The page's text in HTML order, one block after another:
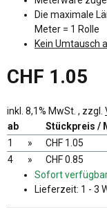
Die maximale
Meter = 1 Rolle
Kein Umtausch
CHF 1.05
inkl. 8,1% MwSt. , zzgl.
ab
Stückpreis /
1
»
CHF 1.05
4
»
CHF 0.85
Sofort
Lieferzeit: 1 - 3